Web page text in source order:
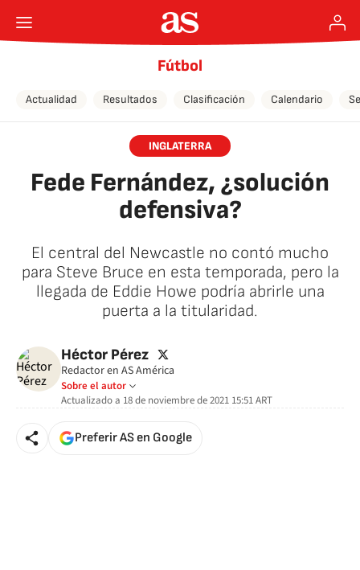
Fútbol
Actualidad Resultados Clasificación Calendario
INGLATERRA
Fede Fernández, ¿solución
defensiva?
El central del Newcastle no contó mucho
para Steve Bruce en esta temporada, pero la
llegada de Eddie Howe podría abrirle una
puerta a la titularidad.
Héctor Pérez twitter
Redactor en AS América
Sobre el autor
Actualizado a 18 de noviembre de 2021 15:51ART
Preferir AS en Google